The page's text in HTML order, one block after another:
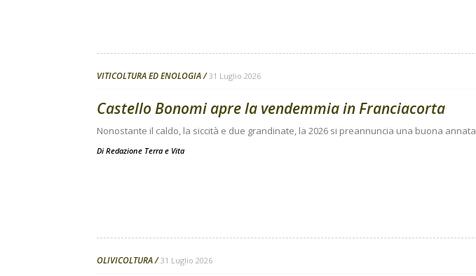
VITICOLTURA ED ENOLOGIA 31 Luglio 2026
Castello Bonomi apre la vendemmia in Franciacorta
Nonostante il caldo, la siccità e due grandinate, la 2026 si preannuncia una buona annata
Di Redazione Terra e Vita
OLIVICOLTURA 31 Luglio 2026